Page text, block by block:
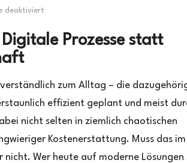
deaktiviert
2025Prozesse statt
zum Alltag – die
effizient geplant und meist
nicht selten in ziemlich chaotischen
Kostenerstattung. Muss das im
Wer heute auf moderne Lösungen